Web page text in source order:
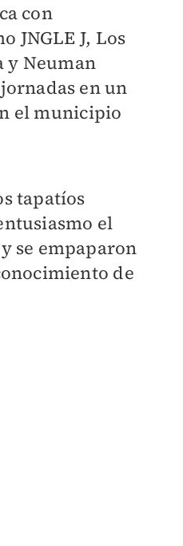
con
JNGLE J, Los
y Neuman
en un
el municipio
tapatíos
el
se empaparon
de